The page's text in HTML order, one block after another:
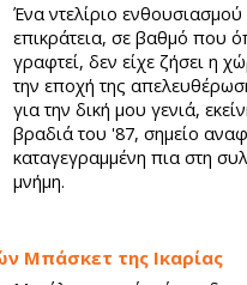
Ένα ντελίριο
επικράτεια, σε βαθμό που
γραφτεί, δεν είχε ζήσει η
την εποχή της
για την δική μου γενιά,
βραδιά του '87, σημείο
καταγεγραμμένη πια στη
μνήμη.
Μπάσκετ της Ικαρίας